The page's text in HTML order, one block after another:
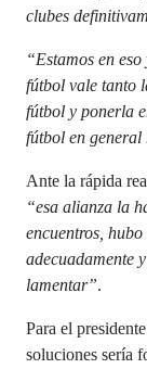
clubes
“Estamos en
fútbol vale tanto
fútbol y ponerla
fútbol en general
Ante la rápida
“esa alianza la
encuentros,
adecuadamente
lamentar”.
Para el
soluciones sería